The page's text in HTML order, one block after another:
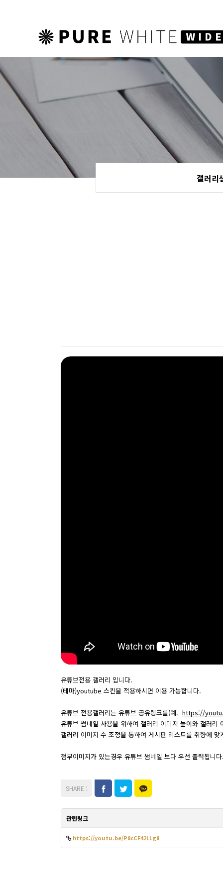
하위분류 하위분류
갤러리
유튜브전용 갤러리 입니다.
(테마)youtube 스킨을 적용하시면 이용 가능합니다.
유튜브 전용갤러리는 유튜브 공유링크를(예. https://
유튜브 썸네일 사용을 위하여 갤러리 이미지 높이와 갤러
갤러리 이미지 수 조정을 통하여 게시판 리스트를 취향에
첨부이미지가 있는경우 유튜브 썸네일 보다 우선 출력됩니
관련링크
https://youtu.be/P8cCF42LLg8